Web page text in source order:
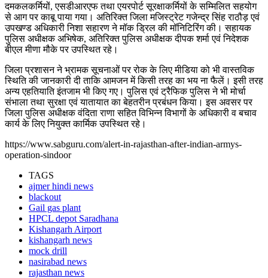
दमकलकर्मियों, एसडीआरएफ तथा एयरपोर्ट सूरक्षाकर्मियों के सम्मिलित सहयोग
से आग पर काबू पाया गया। अतिरिक्त जिला मजिस्ट्रेट गजेन्द्र सिंह राठौड़ एवं
उपखण्ड अधिकारी निशा सहारण ने मॉक ड्रिल की मॉनिटिरिंग की। सहायक
पुलिस अधीक्षक अभिषेक, अतिरिक्त पुलिस अधीक्षक दीपक शर्मा एवं निदेशक
बीएल मीणा मौके पर उपस्थित रहे।
जिला प्रशासन ने भ्रामक सूचनाओं पर रोक के लिए मीडिया को भी वास्तविक
स्थिति की जानकारी दी ताकि आमजन में किसी तरह का भय ना फैलें। इसी तरह
अन्य एहतियाति इंतजाम भी किए गए। पुलिस एवं ट्रैफिक पुलिस ने भी मोर्चा
संभाला तथा सुरक्षा एवं यातायात का बेहतरीन प्रबंधन किया। इस अवसर पर
जिला पुलिस अधीक्षक वंदिता राणा सहित विभिन्न विभागों के अधिकारी व बचाव
कार्य के लिए नियुक्त कार्मिक उपस्थित रहे।
https://www.sabguru.com/alert-in-rajasthan-after-indian-armys-
operation-sindoor
TAGS
ajmer hindi news
blackout
Gail gas plant
HPCL depot Saradhana
Kishangarh Airport
kishangarh news
mock drill
nasirabad news
rajasthan news